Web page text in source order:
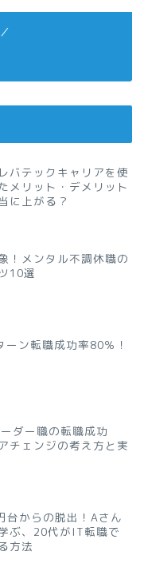
バテックキャリアを使
メリット・デメリット
に上がる？
！メンタル不調休職の
10選
ーン転職成功率80％！
ダー職の転職成功
チェンジの考え方と実
台からの脱出！Aさん
ぶ、20代がIT転職で
方法